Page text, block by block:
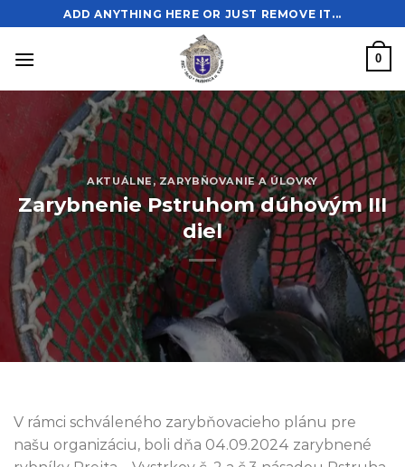
to
content
ADD ANYTHING HERE OR JUST REMOVE IT...
0
AKTUÁLNE ,ZARYBŇOVANIE A ÚLOVKY
Zarybnenie Pstruhom dúhovým III
diel
V rámci schváleného zarybňovacieho plánu pre
našu organizáciu, boli dňa 04.09.2024 zarybnené